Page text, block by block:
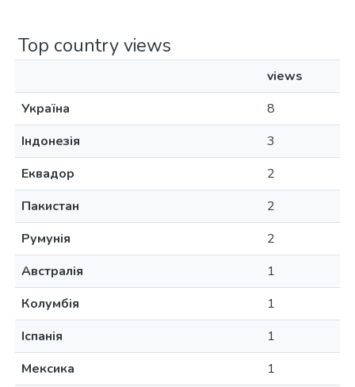
Top country views
views
Україна
8
Індонезія
3
Еквадор
2
Пакистан
2
Румунія
2
Австралія
1
Колумбія
1
Іспанія
1
Мексика
1